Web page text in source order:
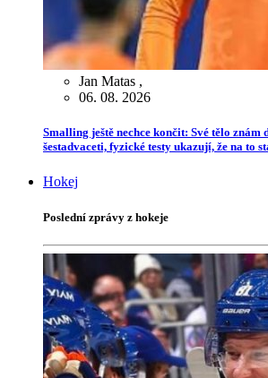
Jan Matas ,
06. 08. 2026
Smalling ještě nechce končit: Své tělo znám
šestadvaceti, fyzické testy ukazují, že na to
Hokej
Poslední zprávy z hokeje